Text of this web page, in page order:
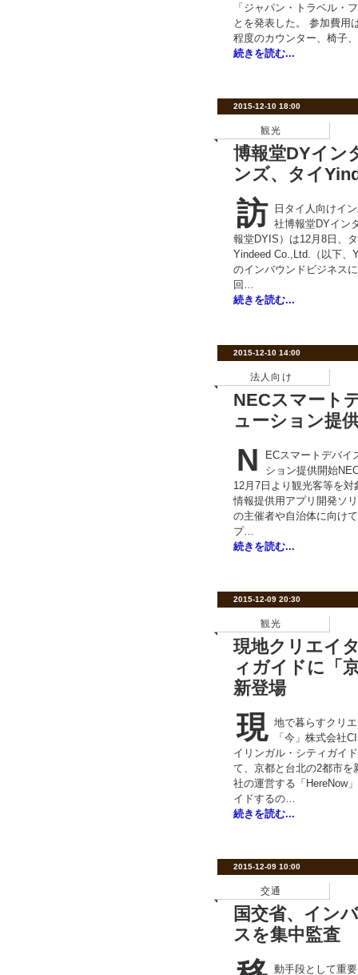
「ジャパン・トラベル・
とを発表した。 参加費用
程度のカウンター、椅子
続きを読む...
2015-12-10 18:00
観光
博報堂DYイン
ンズ、タイ
訪
日タイ人向けイ
社博報堂DYイン
報堂DYIS）は12月8日、
Yindeed Co.,Ltd.（以下、
のインバウンドビジネス
回…
続きを読む...
2015-12-10 14:00
法人向け
NECスマート
ューション提
N
ECスマートデバイ
ション提供開始
12月7日より観光客等を
情報提供用アプリ開発ソ
の主催者や自治体に向け
プ…
続きを読む...
2015-12-09 20:30
観光
現地クリエイ
ィガイドに「
新登場
現 地で暮らすクリ
「今」株式会社
イリンガル・シティガイ
て、京都と台北の2都市
社の運営する「HereNow
イドするの…
続きを読む...
2015-12-09 10:00
交通
国交省、イン
スを集中監査
動手段として重